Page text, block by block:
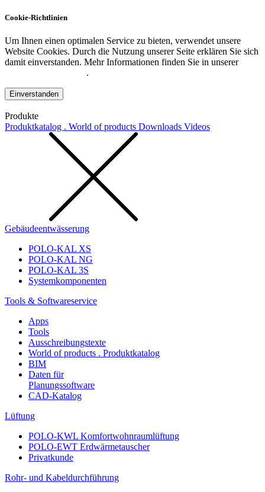
Cookie-Richtlinien
Um Ihnen einen optimalen Service zu bieten, verwendet unsere
Website Cookies. Durch die Nutzung unserer Seite erklären Sie sich
damit einverstanden. Mehr Informationen finden Sie in unserer
.
Einverstanden
Produkte
Produktkatalog . World of products Downloads Videos
Gebäudeentwässerung
POLO-KAL XS
POLO-KAL NG
POLO-KAL 3S
Systemkomponenten
Tools & Softwareservice
Apps
Tools
Ausschreibungstexte
World of products . Produktkatalog
BIM
Daten für
Planungssoftware
CAD-Katalog
Lüftung
POLO-KWL Komfortwohnraumlüftung
POLO-EWT Erdwärmetauscher
Privatkunde
Rohr- und Kabeldurchführung